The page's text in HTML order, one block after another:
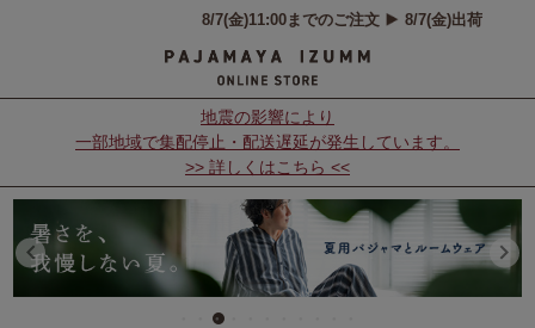
地震の影響により
一部地域で集配停止・配送遅延が発生しています。
>> 詳しくはこちら <<